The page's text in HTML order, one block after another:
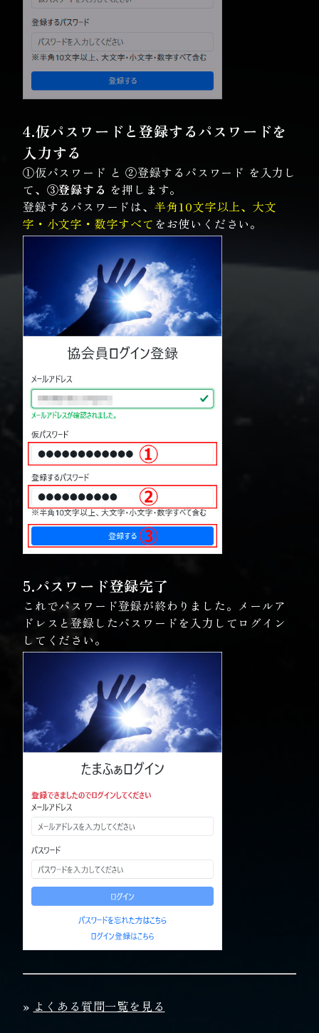
4.仮パスワードと登録するパスワードを
入力する
①仮パスワード と ②登録するパスワード を入力し
て、 ③登録する を押します。
登録するパスワードは、 半角10文字以上、大文
字・小文字・数字すべて をお使いください。
5.パスワード登録完了
これでパスワード登録が終わりました。メールア
ドレスと登録したパスワードを入力してログイン
してください。
» よくある質問一覧を見る